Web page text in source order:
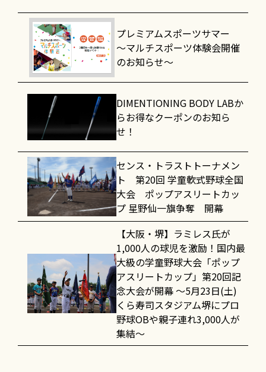
プレミアムスポーツサマー
～マルチスポーツ体験会開催
のお知らせ～
DIMENTIONING BODY LABか
らお得なクーポンのお知ら
せ！
センス・トラストトーナメン
ト 第20回 学童軟式野球全国
大会 ポップアスリートカッ
プ 星野仙一旗争奪 開幕
【大阪・堺】ラミレス氏が
1,000人の球児を激励！国内最
大級の学童野球大会「ポップ
アスリートカップ」第20回記
念大会が開幕 〜5月23日(土)
くら寿司スタジアム堺にプロ
野球OBや親子連れ3,000人が
集結〜